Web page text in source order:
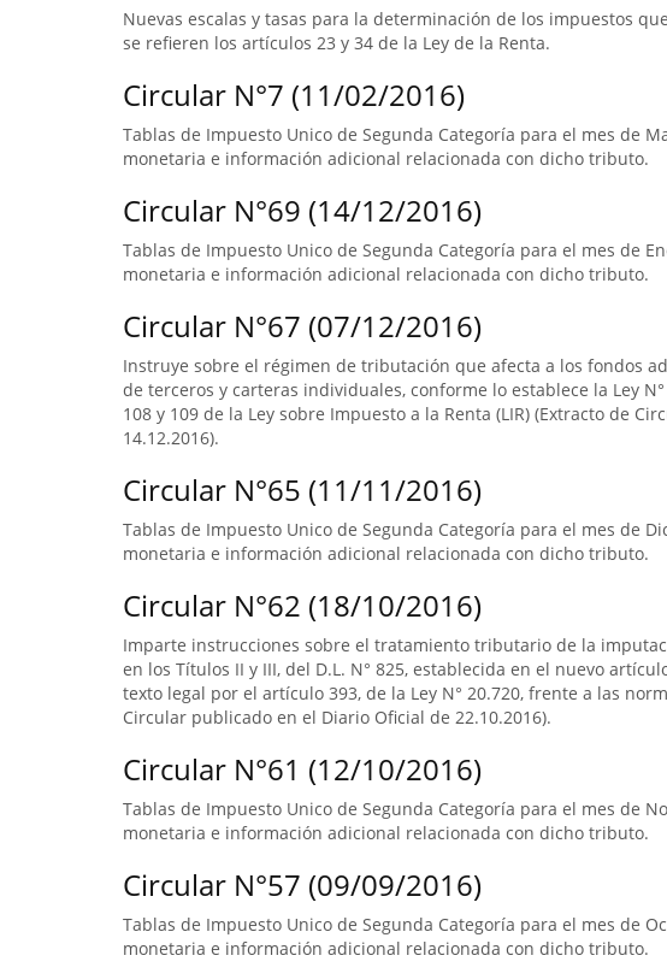
Nuevas escalas y tasas para la determinación de los impuestos
se refieren los artículos 23 y 34 de la Ley de la Renta.
Circular N°7 (11/02/2016)
Tablas de Impuesto Unico de Segunda Categoría para el mes de
monetaria e información adicional relacionada con dicho tributo.
Circular N°69 (14/12/2016)
Tablas de Impuesto Unico de Segunda Categoría para el mes de
monetaria e información adicional relacionada con dicho tributo.
Circular N°67 (07/12/2016)
Instruye sobre el régimen de tributación que afecta a los fondos
de terceros y carteras individuales, conforme lo establece la Ley N°
108 y 109 de la Ley sobre Impuesto a la Renta (LIR) (Extracto de
14.12.2016).
Circular N°65 (11/11/2016)
Tablas de Impuesto Unico de Segunda Categoría para el mes de
monetaria e información adicional relacionada con dicho tributo.
Circular N°62 (18/10/2016)
Imparte instrucciones sobre el tratamiento tributario de la
en los Títulos II y III, del D.L. N° 825, establecida en el nuevo
texto legal por el artículo 393, de la Ley N° 20.720, frente a las
Circular publicado en el Diario Oficial de 22.10.2016).
Circular N°61 (12/10/2016)
Tablas de Impuesto Unico de Segunda Categoría para el mes de
monetaria e información adicional relacionada con dicho tributo.
Circular N°57 (09/09/2016)
Tablas de Impuesto Unico de Segunda Categoría para el mes de
monetaria e información adicional relacionada con dicho tributo.